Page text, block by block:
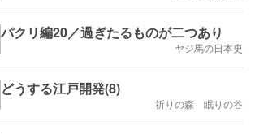
パクリ編20／過ぎたるものが二つあり
ヤジ馬の日本史
どうする江戸開発(8)
祈りの森 眠りの谷